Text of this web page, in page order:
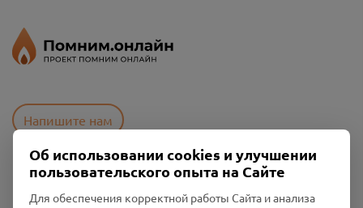
Напишите нам
Политика конфиденциальности
Об использовании cookies и улучшении
пользовательского опыта на Сайте
Для обеспечения корректной работы Сайта и анализа